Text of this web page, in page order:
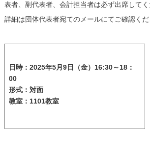
表者、副代表者、会計担当者は必ず出席して
詳細は団体代表者宛てのメールにてご確認く
日時：2025年5月9日（金）16:30～18：
00
形式：対面
教室：1101教室